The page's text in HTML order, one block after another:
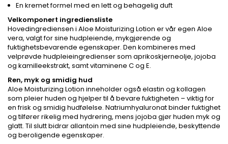
En kremet formel med en lett og behagelig duft
Velkomponert ingrediensliste
Hovedingrediensen i Aloe Moisturizing Lotion er vår egen Aloe
vera, valgt for sine hudpleiende, mykgjørende og
fuktighetsbevarende egenskaper. Den kombineres med
velprøvde hudpleieingredienser som aprikoskjerneolje, jojoba
og kamilleekstrakt, samt vitaminene C og E.
Ren, myk og smidig hud
Aloe Moisturizing Lotion inneholder også elastin og kollagen
som pleier huden og hjelper til å bevare fuktigheten – viktig for
en frisk og smidig hudfølelse. Natriumhyaluronat binder fuktighet
og tilfører rikelig med hydrering, mens jojoba gjør huden myk og
glatt. Til slutt bidrar allantoin med sine hudpleiende, beskyttende
og beroligende egenskaper.